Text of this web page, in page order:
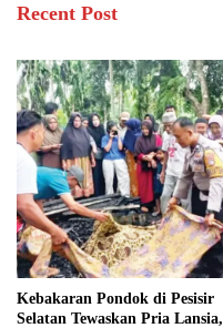
Recent Post
Kebakaran Pondok di Pesisir
Selatan Tewaskan Pria Lansia,